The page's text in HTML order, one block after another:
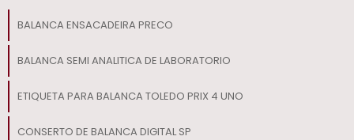
BALANCA ENSACADEIRA PRECO
BALANCA SEMI ANALITICA DE LABORATORIO
ETIQUETA PARA BALANCA TOLEDO PRIX 4 UNO
CONSERTO DE BALANCA DIGITAL SP